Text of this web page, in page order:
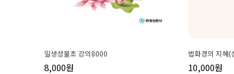
일생성불초 강의8000
8,000원
법화경의 지혜
10,000원